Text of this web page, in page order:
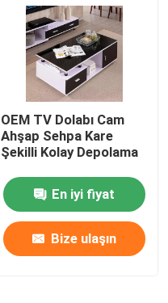
OEM TV Dolabı Cam
Ahşap Sehpa Kare
Şekilli Kolay Depolama
En iyi fiyat
Bize ulaşın